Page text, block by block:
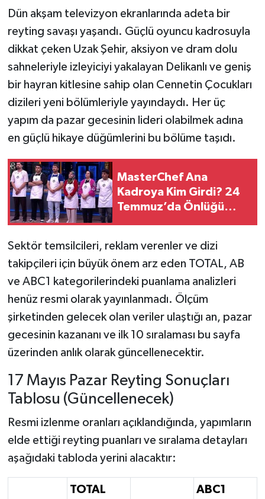
Dün akşam televizyon ekranlarında adeta bir
reyting savaşı yaşandı. Güçlü oyuncu kadrosuyla
dikkat çeken Uzak Şehir, aksiyon ve dram dolu
sahneleriyle izleyiciyi yakalayan Delikanlı ve geniş
bir hayran kitlesine sahip olan Cennetin Çocukları
dizileri yeni bölümleriyle yayındaydı. Her üç
yapım da pazar gecesinin lideri olabilmek adına
en güçlü hikaye düğümlerini bu bölüme taşıdı.
MasterChef Ana
Kadroya Kim Girdi? 24
Temmuz’da Önlüğü
Sektör temsilcileri, reklam verenler ve dizi
takipçileri için büyük önem arz eden TOTAL, AB
ve ABC1 kategorilerindeki puanlama analizleri
henüz resmi olarak yayınlanmadı. Ölçüm
şirketinden gelecek olan veriler ulaştığı an, pazar
gecesinin kazananı ve ilk 10 sıralaması bu sayfa
üzerinden anlık olarak güncellenecektir.
17 Mayıs Pazar Reyting Sonuçları
Tablosu (Güncellenecek)
Resmi izlenme oranları açıklandığında, yapımların
elde ettiği reyting puanları ve sıralama detayları
aşağıdaki tabloda yerini alacaktır:
TOTAL
ABC1